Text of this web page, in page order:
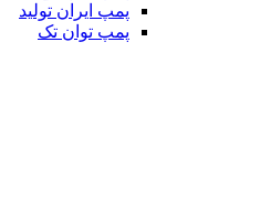
پمپ ایران تولید
پمپ توان تک